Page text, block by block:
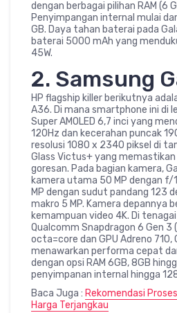
dengan berbagai pilihan RAM (6
Penyimpangan internal mulai
GB. Daya tahan baterai pada
baterai 5000 mAh yang
45W.
2. Samsung
HP flagship killer berikutnya
A36. Di mana smartphone ini di
Super AMOLED 6,7 inci yang
120Hz dan kecerahan puncak
resolusi 1080 x 2340 piksel di
Glass Victus+ yang
goresan. Pada bagian kamera,
kamera utama 50 MP dengan f/
MP dengan sudut pandang 123
makro 5 MP. Kamera depannya
kemampuan video 4K. Di
Qualcomm Snapdragon 6 Gen 3
octa=core dan GPU Adreno 710,
menawarkan performa cepat
dengan opsi RAM 6GB, 8GB
penyimpanan internal hingga
Baca Juga : Rekomendasi
Harga Terjangkau